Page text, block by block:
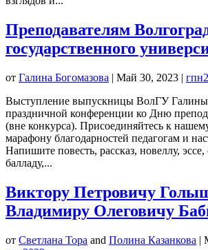
Преподавателям
государственного
от Галина Богомазова | Май 30, 2023 |
Выступление выпускницы ВолГУ Галины
праздничной конференции ко Дню
(вне конкурса). Присоединяйтесь к
марафону благодарностей педагогам и
Напишите повесть, рассказ, новеллу, эссе,
балладу,...
Виктору Петровичу
Владимиру Олеговичу
от Светлана Тора and Полина Казанкова |